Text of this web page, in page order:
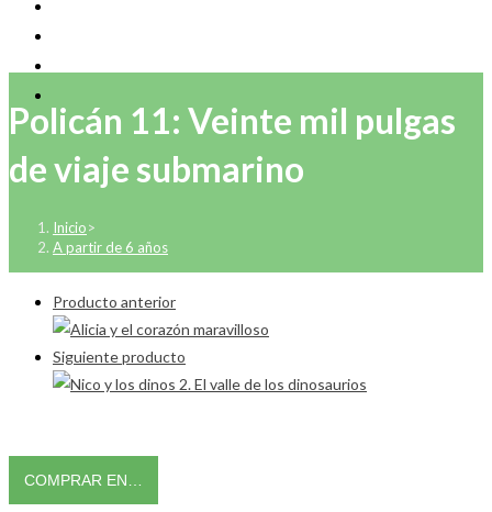
Policán 11: Veinte mil pulgas
de viaje submarino
Inicio>
A partir de 6 años
Producto anterior
Siguiente producto
COMPRAR EN…